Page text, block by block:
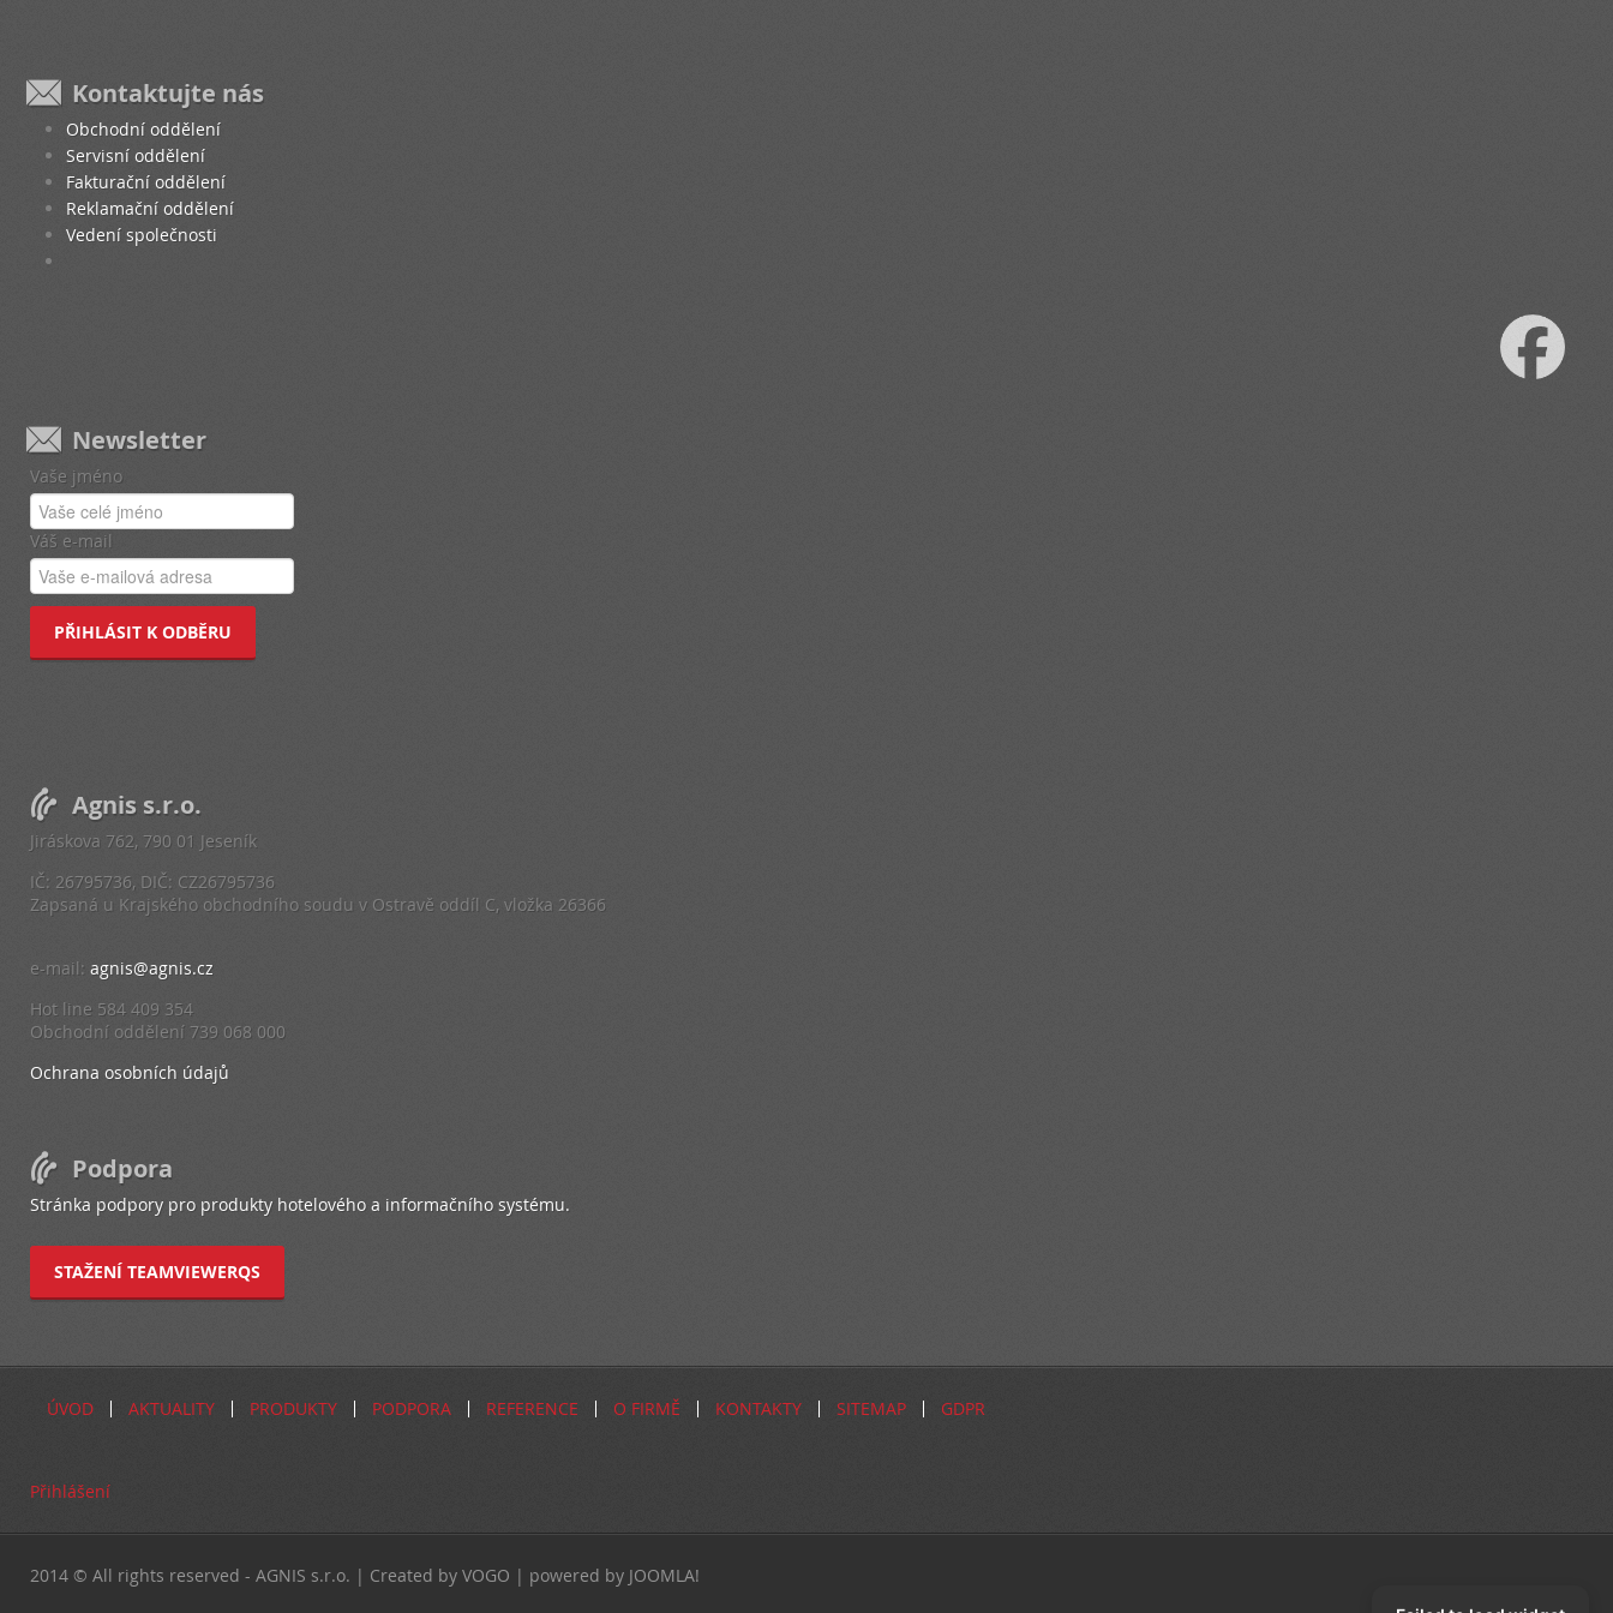
Kontaktujte nás
Obchodní oddělení
Servisní oddělení
Fakturační oddělení
Reklamační oddělení
Vedení společnosti
Newsletter
Vaše jméno
Váš e-mail
PŘIHLÁSIT K ODBĚRU
Agnis s.r.o.
Jiráskova 762, 790 01 Jeseník
IČ: 26795736, DIČ: CZ26795736
Zapsaná u Krajského obchodního soudu v Ostravě oddíl C, vložka 26366
e-mail: agnis@agnis.cz
Hot line 584 409 354
Obchodní oddělení 739 068 000
Ochrana osobních údajů
Podpora
Stránka podpory pro produkty hotelového a informačního systému.
STAŽENÍ TEAMVIEWERQS
ÚVOD AKTUALITY PRODUKTY PODPORA REFERENCE O FIRMĚ KONTAKTY SITEMAP GDPR
Přihlášení
2014 © All rights reserved - AGNIS s.r.o. | Created by VOGO | powered by JOOMLA!